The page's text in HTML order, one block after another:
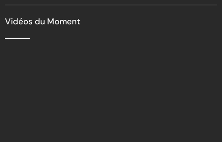
Vidéos du Moment